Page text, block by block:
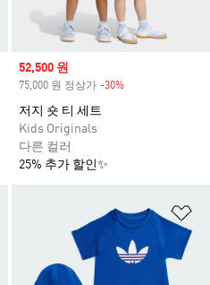
Sale price
52,500 원
75,000 원 정상가 -30%
저지 숏 티 세트
Kids Originals
다른 컬러
25% 추가 할인✨